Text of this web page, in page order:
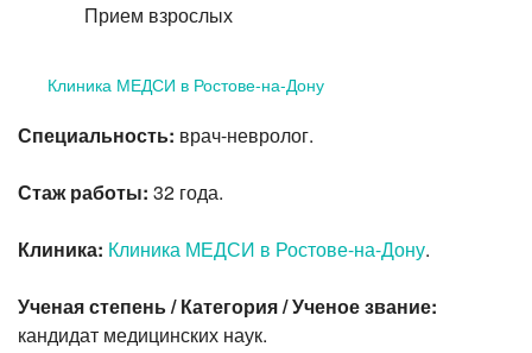
Прием взрослых
Клиника МЕДСИ в Ростове-на-Дону
Специальность: врач-невролог.
Стаж работы: 32 года.
Клиника: Клиника МЕДСИ в Ростове-на-Дону.
Ученая степень / Категория / Ученое звание:
кандидат медицинских наук.